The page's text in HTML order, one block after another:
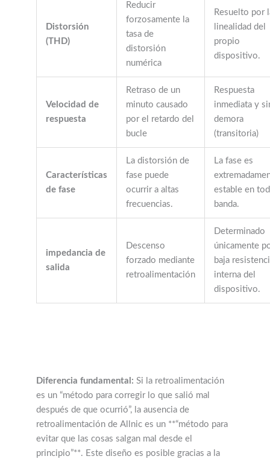
Distorsión
(THD)
Reducir
forzosamente la
tasa de
distorsión
numérica
Resuelto por
linealidad del
propio
dispositivo.
Velocidad de
respuesta
Retraso de un
minuto causado
por el retardo del
bucle
Respuesta
inmediata y
demora
(transitoria)
Características
de fase
La distorsión de
fase puede
ocurrir a altas
frecuencias.
La fase es
estable en
banda.
impedancia de
salida
Descenso
forzado mediante
retroalimentación
Determinado
únicamente
baja
interna del
dispositivo.
Diferencia fundamental: Si la retroalimentación
es un “método para corregir lo que salió mal
después de que ocurrió”, la ausencia de
retroalimentación de Allnic es un **“método para
evitar que las cosas salgan mal desde el
principio”**. Este diseño es posible gracias a la